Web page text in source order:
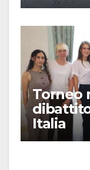
Torneo
Italia